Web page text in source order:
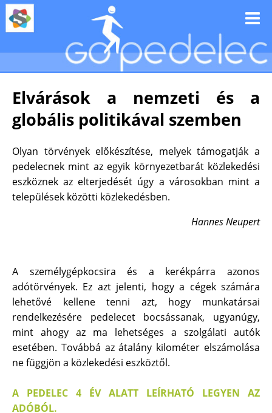
Elvárások a nemzeti és a
globális politikával szemben
Olyan törvények előkészítése, melyek támogatják a
pedelecnek mint az egyik környezetbarát közlekedési
eszköznek az elterjedését úgy a városokban mint a
települések közötti közlekedésben.
Hannes Neupert
A személygépkocsira és a kerékpárra azonos
adótörvények. Ez azt jelenti, hogy a cégek számára
lehetővé kellene tenni azt, hogy munkatársai
rendelkezésére pedelecet bocsássanak, ugyanúgy,
mint ahogy az ma lehetséges a szolgálati autók
esetében. Továbbá az átalány kilométer elszámolása
ne függjön a közlekedési eszköztől.
A PEDELEC 4 ÉV ALATT LEÍRHATÓ LEGYEN AZ
ADÓBÓL.